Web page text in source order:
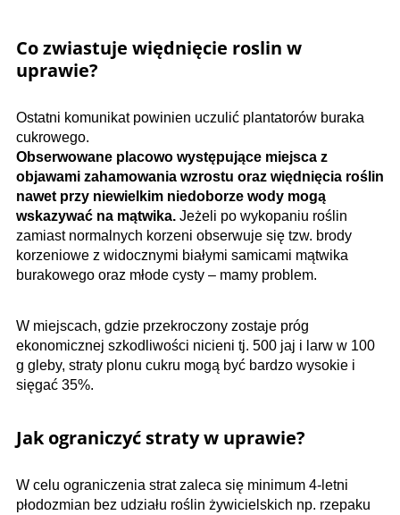
Co zwiastuje więdnięcie roslin w
uprawie?
Ostatni komunikat powinien uczulić plantatorów buraka
cukrowego.
Obserwowane placowo występujące miejsca z
objawami zahamowania wzrostu oraz więdnięcia roślin
nawet przy niewielkim niedoborze wody mogą
wskazywać na mątwika. Jeżeli po wykopaniu roślin
zamiast normalnych korzeni obserwuje się tzw. brody
korzeniowe z widocznymi białymi samicami mątwika
burakowego oraz młode cysty – mamy problem.
W miejscach, gdzie przekroczony zostaje próg
ekonomicznej szkodliwości nicieni tj. 500 jaj i larw w 100
g gleby, straty plonu cukru mogą być bardzo wysokie i
sięgać 35%.
Jak ograniczyć straty w uprawie?
W celu ograniczenia strat zaleca się minimum 4-letni
płodozmian bez udziału roślin żywicielskich np. rzepaku